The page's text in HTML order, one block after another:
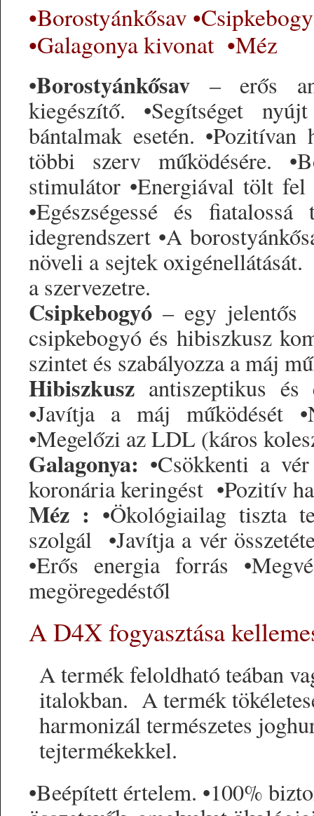
•Borostyánkősav
•Galagonya kivonat •Méz
•Borostyánkősav – erős
kiegészítő. •Segítséget
bántalmak esetén.
többi szerv működésére.
stimulátor •Energiával tölt
•Egészségessé és
idegrendszert •A
növeli a sejtek
a szervezetre.
Csipkebogyó – egy
csipkebogyó és hibiszkusz
szintet és szabályozza a máj
Hibiszkusz antiszeptikus és
•Javítja a máj működését
•Megelőzi az LDL (káros
Galagonya: •Csökkenti a
koronária keringést •Pozitív
Méz : •Ökológiailag tiszta
szolgál •Javítja a vér
•Erős energia forrás
megöregedéstől
A D4X fogyasztása
A termék feloldható teában
italokban. A termék
harmonizál természetes
tejtermékekkel.
•Beépített értelem. •100%